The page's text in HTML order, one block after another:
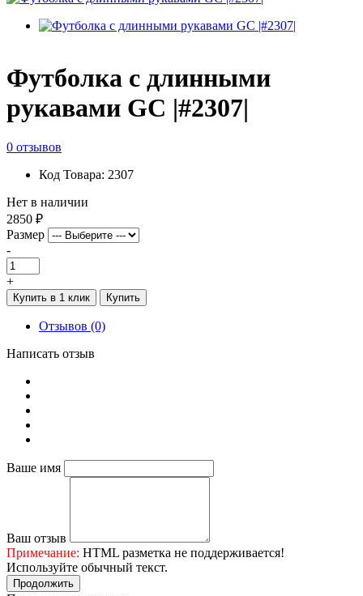
Футболка с длинными
рукавами GC |#2307|
0 отзывов
Код Товара: 2307
Нет в наличии
2850 ₽
Размер
-
+
Купить в 1 клик Купить
Отзывов (0)
Написать отзыв
Ваше имя
Ваш отзыв
Примечание: HTML разметка не поддерживается!
Используйте обычный текст.
Продолжить